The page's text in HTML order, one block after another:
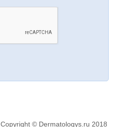
Copyright © Dermatologys.ru 2018